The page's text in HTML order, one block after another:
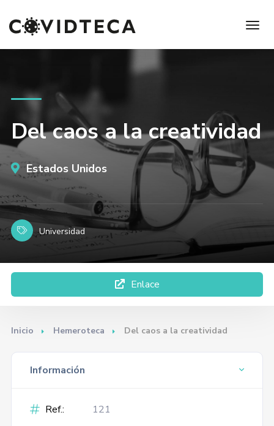
Del caos a la creatividad
Estados Unidos
Universidad
Enlace
Inicio Hemeroteca Del caos a la creatividad
Información
Ref.: 121